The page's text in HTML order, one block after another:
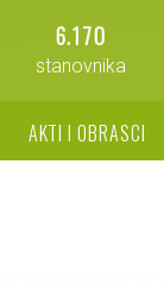
6.170
stanovnika
AKTI I OBRASCI